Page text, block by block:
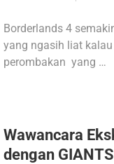
Borderlands 4
yang ngasih liat
perombakan yang …
Wawancara
dengan